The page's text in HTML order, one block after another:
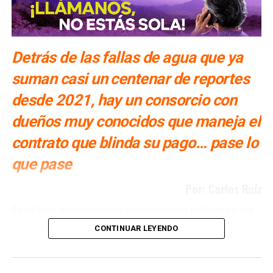
Detrás de las fallas de agua que ya
suman casi un centenar de reportes
desde 2021, hay un consorcio con
dueños muy conocidos que maneja el
contrato que blinda su pago… pase lo
que pase
ha tenido San Luis Potosí con la Presa El Realito, un
proyecto diseñado para surtir de agua a alrededor de 46
CONTINUAR LEYENDO